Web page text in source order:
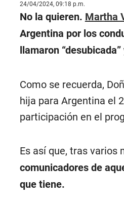
24/04/2024, 09:18 p.m.
No la quieren. Martha
Argentina por los
llamaron
Como se recuerda,
hija para Argentina el
participación en el
Es así que, tras varios
comunicadores de
que tiene.